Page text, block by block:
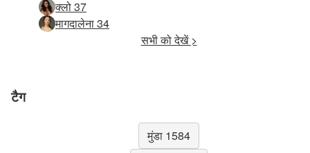
क्लो 37
मागदालेना 34
सभी को देखें >
टैग
मुंडा 1584